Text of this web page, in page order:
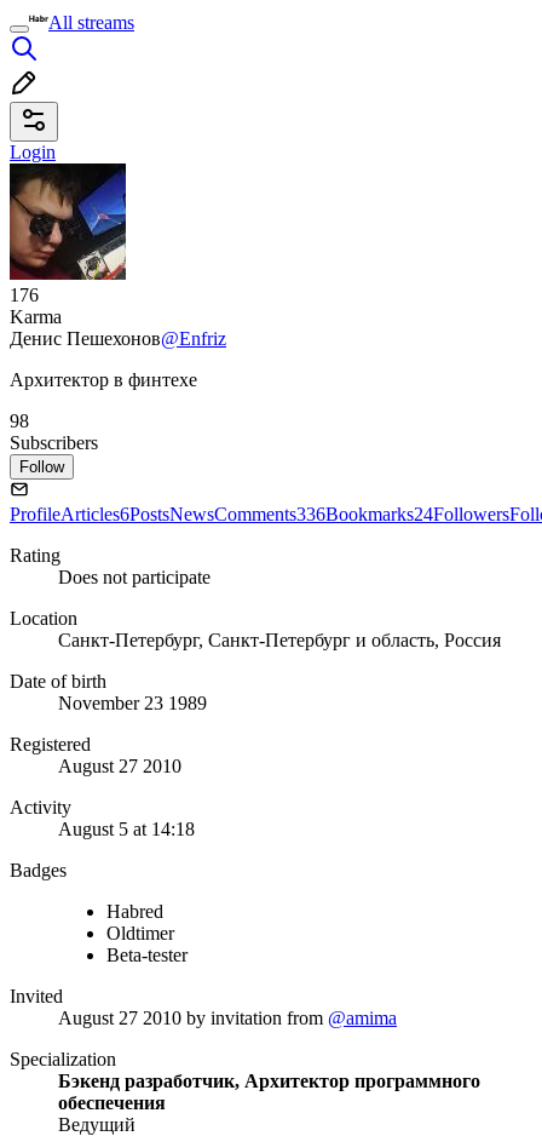
All streams
Login
176
Karma
Денис Пешехонов@Enfriz
Архитектор в финтехе
98
Subscribers
Follow
ProfileArticles6PostsNewsComments336Bookmarks24Followers
Rating
Does not participate
Location
Санкт-Петербург, Санкт-Петербург и область, Россия
Date of birth
November 23 1989
Registered
August 27 2010
Activity
August 5 at 14:18
Badges
Habred
Oldtimer
Beta-tester
Invited
August 27 2010 by invitation from @amima
Specialization
Бэкенд разработчик, Архитектор программного
обеспечения
Ведущий